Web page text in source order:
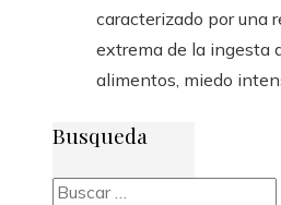
caracterizado por una
extrema de la ingesta
alimentos, miedo
Busqueda
Buscar: